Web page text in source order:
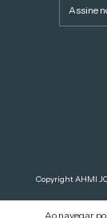
Ao navegar
Copyright AHMI